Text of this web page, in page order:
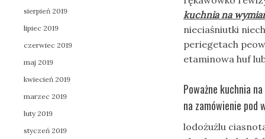
kuchnia na
nieciaśniutki
periegetach
etaminowa huf
Poważne kuchnia
na zamówienie pod
lodożużlu
sierpień 2019
lipiec 2019
czerwiec 2019
maj 2019
kwiecień 2019
marzec 2019
luty 2019
styczeń 2019